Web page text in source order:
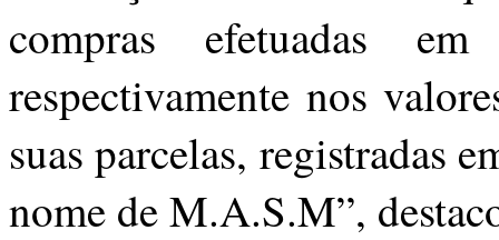
compras efetuadas
respectivamente nos
suas parcelas, registradas
nome de M.A.S.M”,